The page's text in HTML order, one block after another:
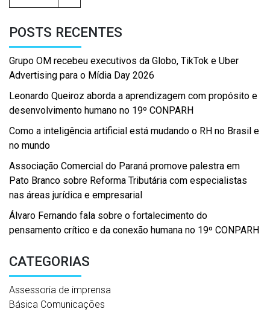
POSTS RECENTES
Grupo OM recebeu executivos da Globo, TikTok e Uber
Advertising para o Mídia Day 2026
Leonardo Queiroz aborda a aprendizagem com propósito e
desenvolvimento humano no 19º CONPARH
Como a inteligência artificial está mudando o RH no Brasil e
no mundo
Associação Comercial do Paraná promove palestra em
Pato Branco sobre Reforma Tributária com especialistas
nas áreas jurídica e empresarial
Álvaro Fernando fala sobre o fortalecimento do
pensamento crítico e da conexão humana no 19º CONPARH
CATEGORIAS
Assessoria de imprensa
Básica Comunicações